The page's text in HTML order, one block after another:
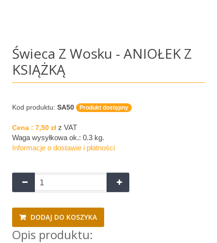
Świeca Z Wosku - ANIOŁEK Z
KSIĄŻKĄ
Kod produktu: SA50 Produkt dostępny
Cena : 7,50 zł z VAT
Waga wysyłkowa ok.: 0.3 kg.
Informacje o dostawie i płatności
DODAJ DO KOSZYKA
Opis produktu: